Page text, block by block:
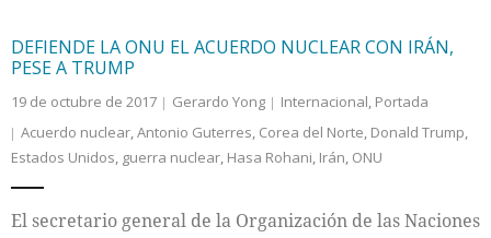
DEFIENDE LA ONU EL ACUERDO NUCLEAR CON IRÁN,
PESE A TRUMP
19 de octubre de 2017 Gerardo Yong Internacional, Portada
Acuerdo nuclear,Antonio Guterres, Corea del Norte, Donald Trump,
Estados Unidos, guerra nuclear, Hasa Rohani, Irán, ONU
El secretario general de la Organización de las Naciones